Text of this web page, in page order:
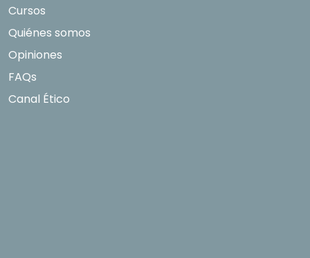
Cursos
Quiénes somos
Opiniones
FAQs
Canal Ético